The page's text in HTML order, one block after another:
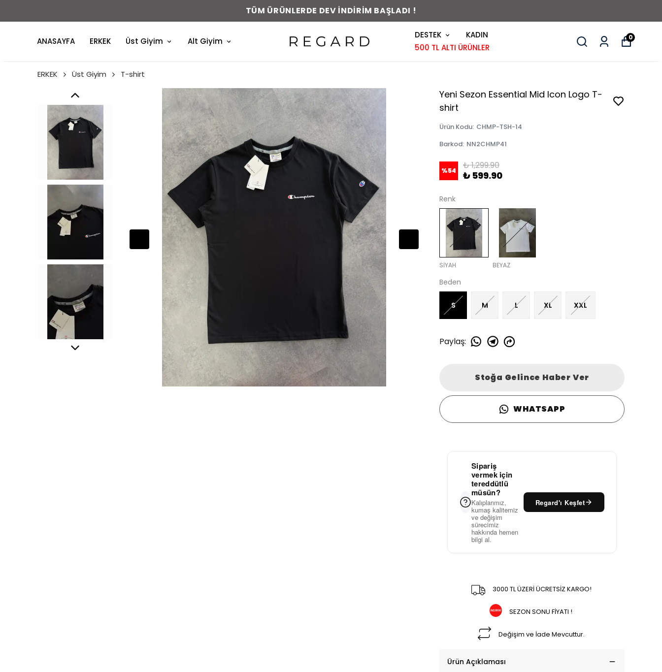
0-48 SAAT İÇERİSİNDE KARGODA !
ANASAYFA ERKEK Üst Giyim Alt Giyim
DESTEK
KADIN
500 TL ALTI ÜRÜNLER
0
ERKEK Üst Giyim T-shirt
Yeni Sezon Essential Mid Icon Logo T-
shirt
Ürün Kodu: CHMP-TSH-14
Barkod: NN2CHMP41
%54 ₺ 1,299.90
₺ 599.90
Renk
SİYAH BEYAZ
Beden
S M L XL XXL
Paylaş:
Stoğa Gelince Haber Ver
WHATSAPP
Sipariş
vermek için
tereddütlü
müsün?
Kalıplarımız,
kumaş kalitemiz
ve değişim
sürecimiz
hakkında hemen
bilgi al.
Regard'ı Keşfet
3000 TL ÜZERİ ÜCRETSİZ KARGO!
SEZON SONU FİYATI !
Değişim ve İade Mevcuttur.
Ürün Açıklaması